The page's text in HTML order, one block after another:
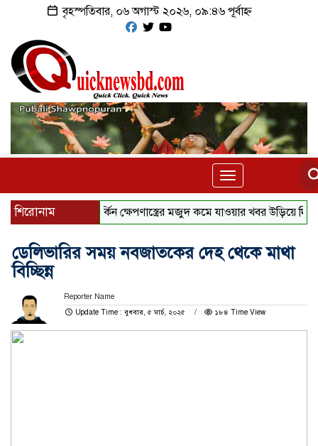
বৃহস্পতিবার, ০৬ অগাস্ট ২০২৬, ০৯:৪৬ পূর্বাহ্ন
Toggle
navigation
শিরোনাম মার্কিন ক্ষেপণাস্ত্রের মজুদ কমে যাওয়ার খবর ‍উড়িয়ে দিল
ডেলিভারির সময় নবজাতকের দেহ থেকে মাথা
বিচ্ছিন্ন
Reporter Name
Update Time : বুধবার, ৫ মার্চ, ২০২৫
১৮৪ Time View